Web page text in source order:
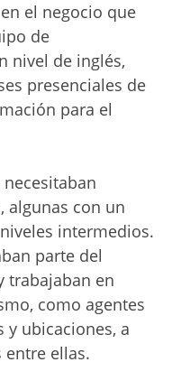
el negocio que
de
nivel de inglés,
presenciales de
para el
algunas con un
intermedios.
parte del
trabajaban en
como agentes
ubicaciones, a
entre ellas.